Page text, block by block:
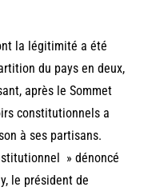
la légitimité a été
du pays en deux,
après le Sommet
constitutionnels a
à ses partisans.
» dénoncé
le président de